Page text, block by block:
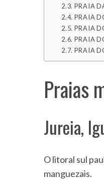
PRAIA
PRAIA
PRAIA
PRAIA
PRAIA
Praias
Jureia,
O litoral sul
manguezais.
: